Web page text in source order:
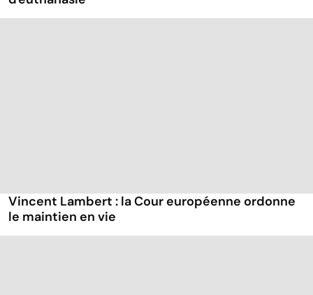
Vincent Lambert : la Cour européenne ordonne
le maintien en vie